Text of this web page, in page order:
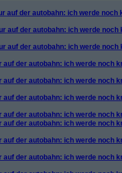
auf der autobahn: ich werde noch
auf der autobahn: ich werde noch
auf der autobahn: ich werde noch
auf der autobahn: ich werde noch
auf der autobahn: ich werde noch
auf der autobahn: ich werde noch
auf der autobahn: ich werde noch
auf der autobahn: ich werde noch
auf der autobahn: ich werde noch
auf der autobahn: ich werde noch